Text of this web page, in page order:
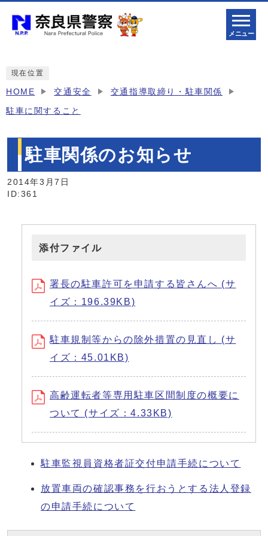
メニュー
現在位置
HOME 交通安全 交通指導取締り・駐車関係
駐車に関すること
駐車関係のお知らせ
2014年3月7日
ID:361
添付ファイル
署長の駐車許可を申請する皆さんへ (サ
イズ：196.39KB)
駐車規制等からの除外措置の見直し (サ
イズ：45.01KB)
高齢運転者等専用駐車区間制度の概要に
ついて (サイズ：4.33KB)
駐車監視員資格者証交付申請手続について
放置車両の確認事務を行おうとする法人登録
の申請手続について